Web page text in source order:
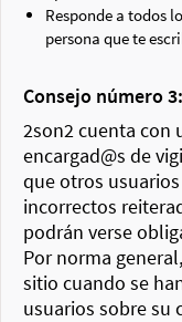
Responde a todos
persona que te
Consejo número
2son2 cuenta con
encargad@s de
que otros
incorrectos
podrán verse
Por norma
sitio cuando se
usuarios sobre su